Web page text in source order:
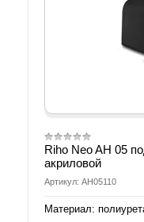
Riho Neo AH 05
акриловой
Артикул: AH05110
Материал: